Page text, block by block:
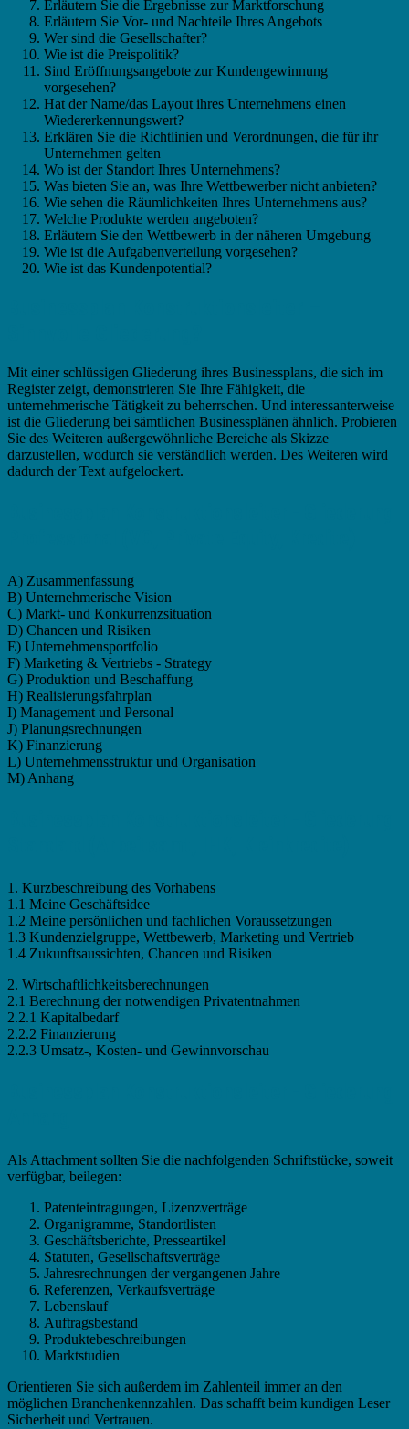
Erläutern Sie die Ergebnisse zur Marktforschung
Erläutern Sie Vor- und Nachteile Ihres Angebots
Wer sind die Gesellschafter?
Wie ist die Preispolitik?
Sind Eröffnungsangebote zur Kundengewinnung
vorgesehen?
Hat der Name/das Layout ihres Unternehmens einen
Wiedererkennungswert?
Erklären Sie die Richtlinien und Verordnungen, die für ihr
Unternehmen gelten
Wo ist der Standort Ihres Unternehmens?
Was bieten Sie an, was Ihre Wettbewerber nicht anbieten?
Wie sehen die Räumlichkeiten Ihres Unternehmens aus?
Welche Produkte werden angeboten?
Erläutern Sie den Wettbewerb in der näheren Umgebung
Wie ist die Aufgabenverteilung vorgesehen?
Wie ist das Kundenpotential?
Mit einer schlüssigen Gliederung ihres Businessplans, die sich im
Register zeigt, demonstrieren Sie Ihre Fähigkeit, die
unternehmerische Tätigkeit zu beherrschen. Und interessanterweise
ist die Gliederung bei sämtlichen Businessplänen ähnlich. Probieren
Sie des Weiteren außergewöhnliche Bereiche als Skizze
darzustellen, wodurch sie verständlich werden. Des Weiteren wird
dadurch der Text aufgelockert.
A) Zusammenfassung
B) Unternehmerische Vision
C) Markt- und Konkurrenzsituation
D) Chancen und Risiken
E) Unternehmensportfolio
F) Marketing & Vertriebs - Strategy
G) Produktion und Beschaffung
H) Realisierungsfahrplan
I) Management und Personal
J) Planungsrechnungen
K) Finanzierung
L) Unternehmensstruktur und Organisation
M) Anhang
1. Kurzbeschreibung des Vorhabens
1.1 Meine Geschäftsidee
1.2 Meine persönlichen und fachlichen Voraussetzungen
1.3 Kundenzielgruppe, Wettbewerb, Marketing und Vertrieb
1.4 Zukunftsaussichten, Chancen und Risiken
2. Wirtschaftlichkeitsberechnungen
2.1 Berechnung der notwendigen Privatentnahmen
2.2.1 Kapitalbedarf
2.2.2 Finanzierung
2.2.3 Umsatz-, Kosten- und Gewinnvorschau
Als Attachment sollten Sie die nachfolgenden Schriftstücke, soweit
verfügbar, beilegen:
Patenteintragungen, Lizenzverträge
Organigramme, Standortlisten
Geschäftsberichte, Presseartikel
Statuten, Gesellschaftsverträge
Jahresrechnungen der vergangenen Jahre
Referenzen, Verkaufsverträge
Lebenslauf
Auftragsbestand
Produktebeschreibungen
Marktstudien
Orientieren Sie sich außerdem im Zahlenteil immer an den
möglichen Branchenkennzahlen. Das schafft beim kundigen Leser
Sicherheit und Vertrauen.